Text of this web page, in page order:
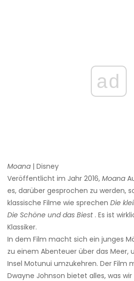
ad
Moana | Disney
Veröffentlicht im Jahr 2016, Moana
es, darüber gesprochen zu werden,
klassische Filme wie sprechen Die
Die Schöne und das Biest. Es ist
Klassiker.
In dem Film macht sich ein junges
zu einem Abenteuer über das Meer,
Insel Motunui umzukehren. Der Film
Dwayne Johnson bietet alles, was